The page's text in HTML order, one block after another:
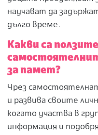
научават да
дълго време.
Какви са
за памет?
Чрез
и развива своите
когато участва в
информация и